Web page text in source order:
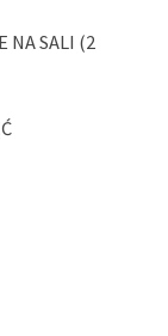
NA SALI (2